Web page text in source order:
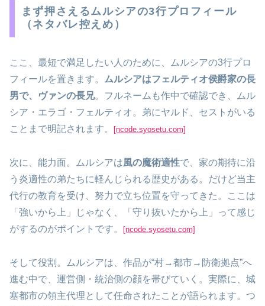
まず押さえるムルシアの3行プロフィール
（ネタバレ控えめ）
ここ、最短で満足したい人のために、ムルシアの3行プロ
フィールを置きます。 ムルシアはフェルティオ侯爵家の長
男で、ヴァンの長兄。フルネームも作中で確認でき、ムル
シア・エラゴ・フェルティオ。弟にヤルド、セストがいる
ことまで明記されます。
[ncode.syosetu.com]
次に、能力面。ムルシアは風の魔術適性で、家の期待に沿
う炎適性の弟たちに軽んじられる歴史がある。だけど当主
代行の教育を受け、努力で立ち位置を守ってきた。ここは
「強いから上」じゃなく、「守り抜いたから上」って感じ
がするのがポイントです。
[ncode.syosetu.com]
そして役割。ムルシアは、作品が“村→都市→防衛拠点”へ
進む中で、運営側・統治側の顔を帯びていく。実際に、城
塞都市の領主代理として任命されたことが語られます。つ